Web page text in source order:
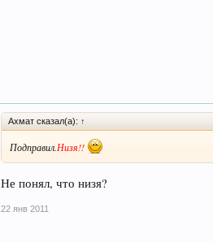
Ахмат сказал(а): ↑
Подправил.Низя!!
Не понял, что низя?
22 янв 2011